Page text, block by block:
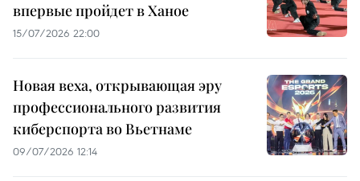
впервые пройдет в Ханое
15/07/2026 22:00
Новая веха, открывающая эру
профессионального развития
киберспорта во Вьетнаме
09/07/2026 12:14